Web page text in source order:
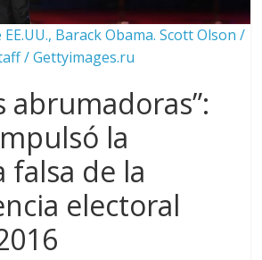
Barack Obama. Scott Olson /
/ Gettyimages.ru
abrumadoras”:
la
falsa de la
electoral